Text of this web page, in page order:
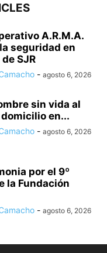
A.R.M.A.
seguridad en
SJR
- agosto 6, 2026
sin vida al
en...
- agosto 6, 2026
por el 9º
la Fundación
- agosto 6, 2026